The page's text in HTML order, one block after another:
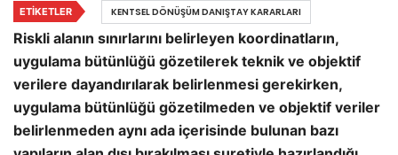
Riskli alanın sınırlarını belirleyen koordinatların,
uygulama bütünlüğü gözetilerek teknik ve objektif
verilere dayandırılarak belirlenmesi gerekirken,
uygulama bütünlüğü gözetilmeden ve objektif veriler
belirlenmeden aynı ada içerisinde bulunan bazı
ETIKETLER KENTSEL DÖNÜŞÜM DANIŞTAY KARARLARI